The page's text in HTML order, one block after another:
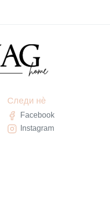
Следи нè
Facebook
Instagram